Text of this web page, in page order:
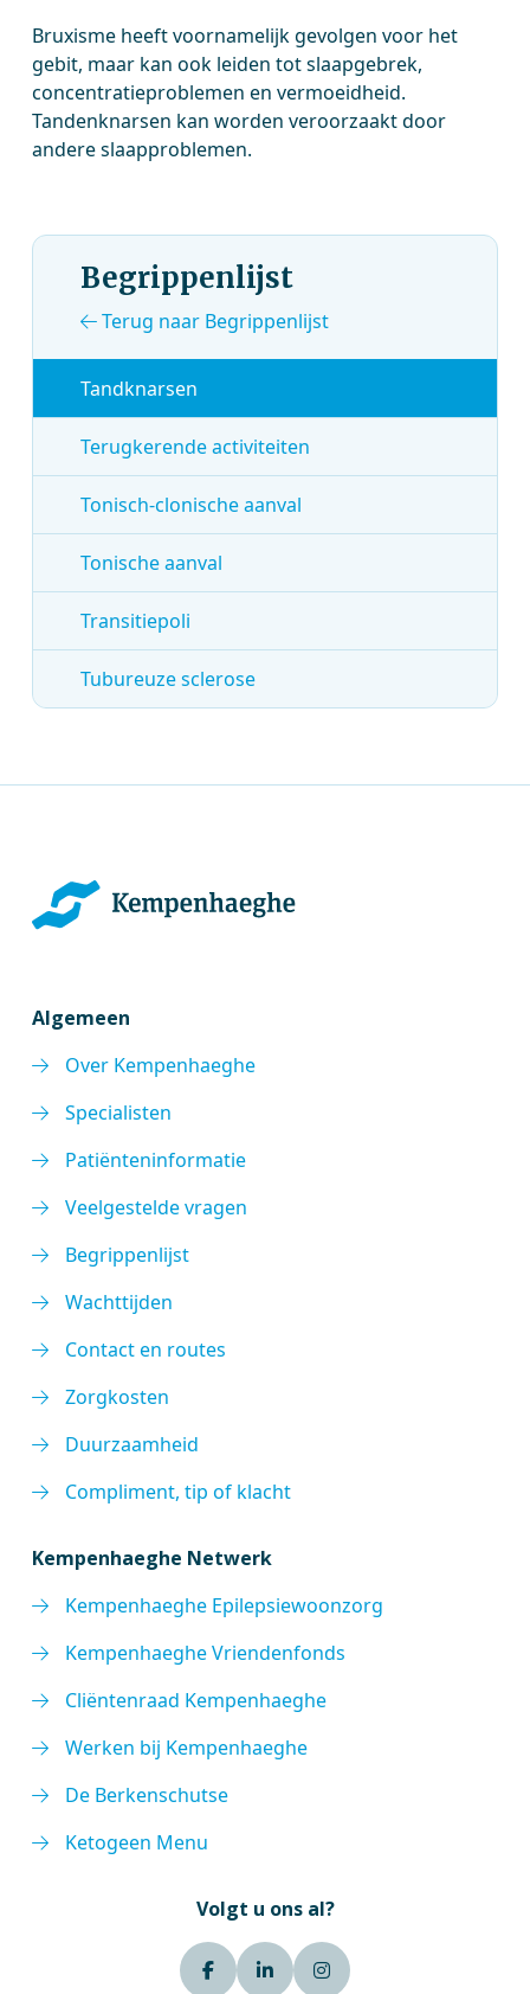
Bruxisme heeft voornamelijk gevolgen voor het
gebit, maar kan ook leiden tot slaapgebrek,
concentratieproblemen en vermoeidheid.
Tandenknarsen kan worden veroorzaakt door
andere slaapproblemen.
Begrippenlijst
Terug naar Begrippenlijst
Tandknarsen
Terugkerende activiteiten
Tonisch-clonische aanval
Tonische aanval
Transitiepoli
Tubureuze sclerose
Algemeen
Over Kempenhaeghe
Specialisten
Patiënteninformatie
Veelgestelde vragen
Begrippenlijst
Wachttijden
Contact en routes
Zorgkosten
Duurzaamheid
Compliment, tip of klacht
Kempenhaeghe Netwerk
Kempenhaeghe Epilepsiewoonzorg
Kempenhaeghe Vriendenfonds
Cliëntenraad Kempenhaeghe
Werken bij Kempenhaeghe
De Berkenschutse
Ketogeen Menu
Volgt u ons al?